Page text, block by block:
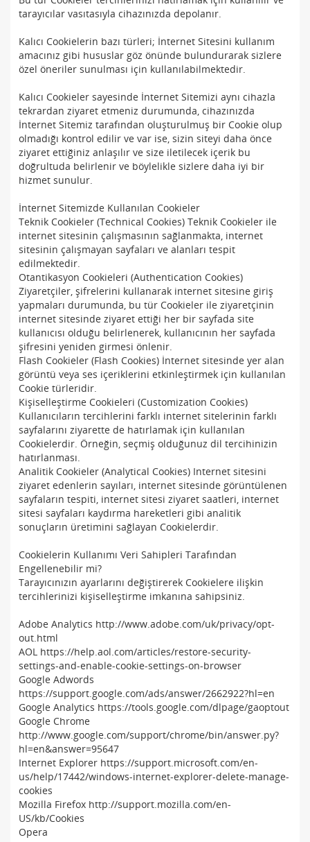
tarayıcılar vasıtasıyla cihazınızda depolanır.
Kalıcı Cookielerin bazı türleri; İnternet Sitesini kullanım
amacınız gibi hususlar göz önünde bulundurarak sizlere
özel öneriler sunulması için kullanılabilmektedir.
Kalıcı Cookieler sayesinde İnternet Sitemizi aynı cihazla
tekrardan ziyaret etmeniz durumunda, cihazınızda
İnternet Sitemiz tarafından oluşturulmuş bir Cookie olup
olmadığı kontrol edilir ve var ise, sizin siteyi daha önce
ziyaret ettiğiniz anlaşılır ve size iletilecek içerik bu
doğrultuda belirlenir ve böylelikle sizlere daha iyi bir
hizmet sunulur.
İnternet Sitemizde Kullanılan Cookieler
Teknik Cookieler (Technical Cookies) Teknik Cookieler ile
internet sitesinin çalışmasının sağlanmakta, internet
sitesinin çalışmayan sayfaları ve alanları tespit
edilmektedir.
Otantikasyon Cookieleri (Authentication Cookies)
Ziyaretçiler, şifrelerini kullanarak internet sitesine giriş
yapmaları durumunda, bu tür Cookieler ile ziyaretçinin
internet sitesinde ziyaret ettiği her bir sayfada site
kullanıcısı olduğu belirlenerek, kullanıcının her sayfada
şifresini yeniden girmesi önlenir.
Flash Cookieler (Flash Cookies) İnternet sitesinde yer alan
görüntü veya ses içeriklerini etkinleştirmek için kullanılan
Cookie türleridir.
Kişiselleştirme Cookieleri (Customization Cookies)
Kullanıcıların tercihlerini farklı internet sitelerinin farklı
sayfalarını ziyarette de hatırlamak için kullanılan
Cookielerdir. Örneğin, seçmiş olduğunuz dil tercihinizin
hatırlanması.
Analitik Cookieler (Analytical Cookies) Internet sitesini
ziyaret edenlerin sayıları, internet sitesinde görüntülenen
sayfaların tespiti, internet sitesi ziyaret saatleri, internet
sitesi sayfaları kaydırma hareketleri gibi analitik
sonuçların üretimini sağlayan Cookielerdir.
Cookielerin Kullanımı Veri Sahipleri Tarafından
Engellenebilir mi?
Tarayıcınızın ayarlarını değiştirerek Cookielere ilişkin
tercihlerinizi kişiselleştirme imkanına sahipsiniz.
Adobe Analytics http://www.adobe.com/uk/privacy/opt-
out.html
AOL https://help.aol.com/articles/restore-security-
settings-and-enable-cookie-settings-on-browser
Google Adwords
https://support.google.com/ads/answer/2662922?hl=en
Google Analytics https://tools.google.com/dlpage/gaoptout
Google Chrome
http://www.google.com/support/chrome/bin/answer.py?
hl=en&answer=95647
Internet Explorer https://support.microsoft.com/en-
us/help/17442/windows-internet-explorer-delete-manage-
cookies
Mozilla Firefox http://support.mozilla.com/en-
US/kb/Cookies
Opera